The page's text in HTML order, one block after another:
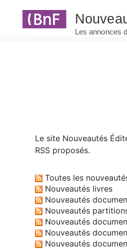
Le site Nouveautés
RSS proposés.
Toutes les
Nouveautés livres
Nouveautés
Nouveautés
Nouveautés
Nouveautés
Nouveautés